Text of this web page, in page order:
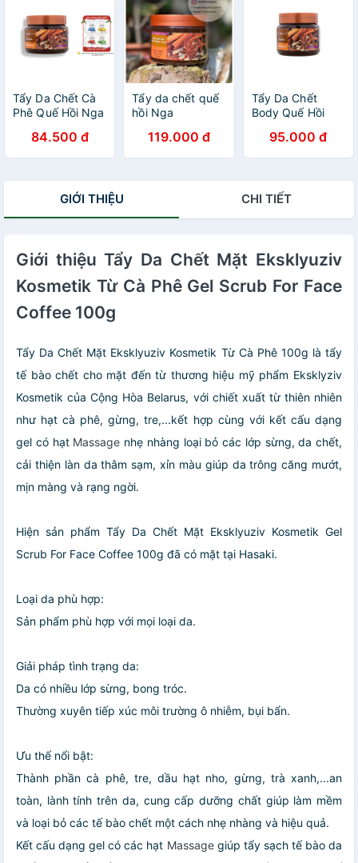
Tẩy Da Chết Cà
Phê Quế Hồi Nga
Eksklyuziv
Kosmetik Quế Hồi
& Cinnamon
84.500 đ
Tẩy da chết quế
hồi Nga
119.000 đ
Tẩy Da Chết
Body Quế Hồi
Cinnamon Cloves
95.000 đ
GIỚI THIỆU CHI TIẾT
Giới thiệu Tẩy Da Chết Mặt Eksklyuziv
Kosmetik Từ Cà Phê Gel Scrub For Face
Coffee 100g
Tẩy Da Chết Mặt Eksklyuziv Kosmetik Từ Cà Phê 100g là tẩy
tế bào chết cho mặt đến từ thương hiệu mỹ phẩm Eksklyziv
Kosmetik của Cộng Hòa Belarus, với chiết xuất từ thiên nhiên
như hạt cà phê, gừng, tre,...kết hợp cùng với kết cấu dạng
gel có hạt Massage nhẹ nhàng loại bỏ các lớp sừng, da chết,
cải thiện làn da thâm sạm, xỉn màu giúp da trông căng mướt,
mịn màng và rạng ngời.
Hiện sản phẩm Tẩy Da Chết Mặt Eksklyuziv Kosmetik Gel
Scrub For Face Coffee 100g đã có mặt tại Hasaki.
Loại da phù hợp:
Sản phẩm phù hợp với mọi loại da.
Giải pháp tình trạng da:
Da có nhiều lớp sừng, bong tróc.
Thường xuyên tiếp xúc môi trường ô nhiễm, bụi bẩn.
Ưu thế nổi bật:
Thành phần cà phê, tre, dầu hạt nho, gừng, trà xanh,...an
toàn, lành tính trên da, cung cấp dưỡng chất giúp làm mềm
và loại bỏ các tế bào chết một cách nhẹ nhàng và hiệu quả.
Kết cấu dạng gel có các hạt Massagegiúp tẩy sạch tế bào da